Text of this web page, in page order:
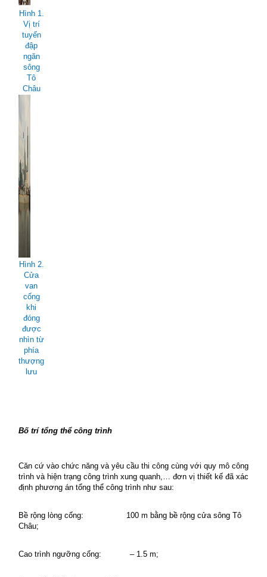
Hình 1.
Vị trí
tuyến
đập
ngăn
sông
Tô
Châu
Hình 2.
Cửa
van
cống
khi
đóng
được
nhìn từ
phía
thượng
lưu
Bố trí tổng thể công trình
Căn cứ vào chức năng và yêu cầu thi công cùng với quy mô công
trình và hiện trạng công trình xung quanh,… đơn vị thiết kế đã xác
định phương án tổng thể công trình như sau:
Bề rộng lòng cống:
100 m bằng bề rộng cửa sông Tô
Châu;
Cao trình ngưỡng cống: – 1.5 m;